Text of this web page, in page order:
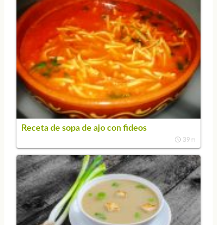
Receta de sopa de ajo con fideos
39m